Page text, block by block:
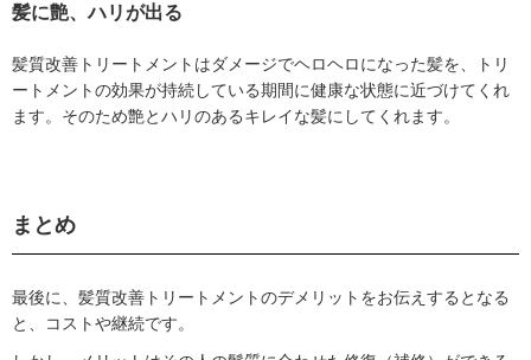
髪に艶、ハリが出る
髪質改善トリートメントはダメージでヘロヘロになった髪を、トリ
ートメントの効果が持続している期間に健康な状態に近づけてくれ
ます。そのため艶とハリのあるキレイな髪にしてくれます。
まとめ
最後に、髪質改善トリートメントのデメリットをお伝えするとなる
と、コストや継続です。